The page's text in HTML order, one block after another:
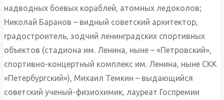
надводных боевых кораблей, атомных ледоколов;
Николай Баранов – видный советский архитектор,
градостроитель, зодчий ленинградских спортивных
объектов (стадиона им. Ленина, ныне – «Петровский»,
спортивно-концертный комплекс им. Ленина, ныне СКК
«Петербургский»), Михаил Темкин – выдающийся
советский ученый-физиохимик, лауреат Госпремии